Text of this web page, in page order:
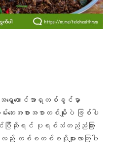
အရှေ့တောင်အာရှတစ်ခွင်မှာ
းဘေးအစားအစာတစ်မျိုးပဲ ဖြစ်ပါ
ပြီဆိုရင် ပုရစ်သံတညံညံကြား
ည်း တစ်စတစ်စပိုများလာကြပါ